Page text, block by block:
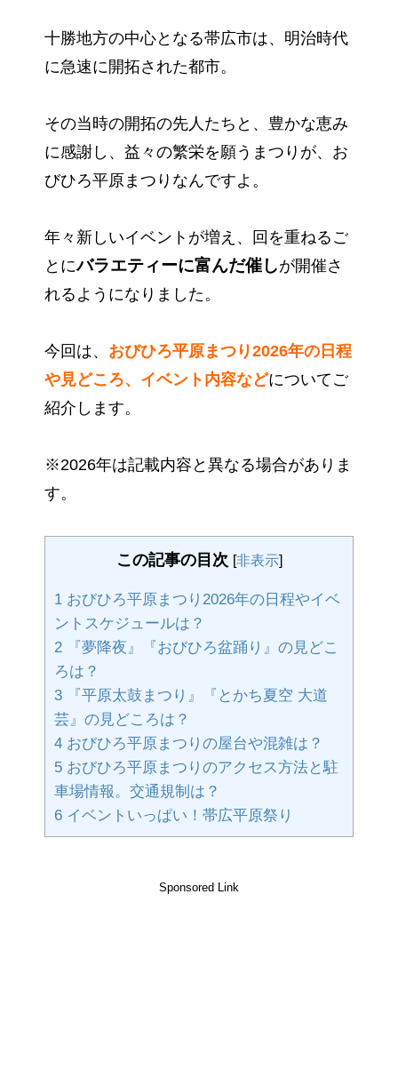
十勝地方の中心となる帯広市は、明治時代
に急速に開拓された都市。
その当時の開拓の先人たちと、豊かな恵み
に感謝し、益々の繁栄を願うまつりが、お
びひろ平原まつりなんですよ。
年々新しいイベントが増え、回を重ねるご
とにバラエティーに富んだ催しが開催さ
れるようになりました。
今回は、 おびひろ平原まつり2026年の日程
や見どころ、イベント内容などについてご
紹介します。
※2026年は記載内容と異なる場合がありま
す。
この記事の目次 [非表示]
1 おびひろ平原まつり2026年の日程やイベ
ントスケジュールは？
2 『夢降夜』『おびひろ盆踊り』の見どこ
ろは？
3 『平原太鼓まつり』『とかち夏空 大道
芸』の見どころは？
4 おびひろ平原まつりの屋台や混雑は？
5 おびひろ平原まつりのアクセス方法と駐
車場情報。交通規制は？
6 イベントいっぱい！帯広平原祭り
Sponsored Link